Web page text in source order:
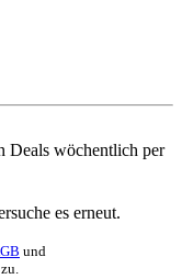
Deals wöchentlich per
es erneut.
und